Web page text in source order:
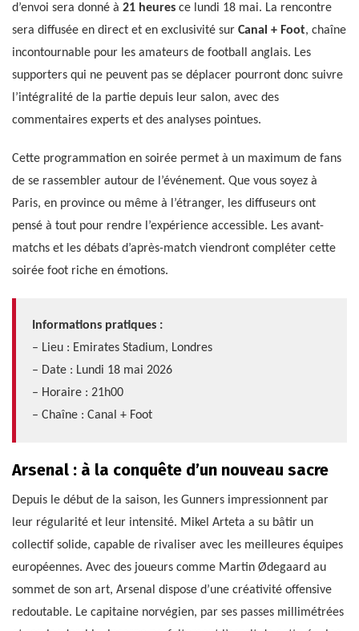
d’envoi sera donné à 21 heures ce lundi 18 mai. La rencontre
sera diffusée en direct et en exclusivité sur Canal + Foot, chaîne
incontournable pour les amateurs de football anglais. Les
supporters qui ne peuvent pas se déplacer pourront donc suivre
l’intégralité de la partie depuis leur salon, avec des
commentaires experts et des analyses pointues.
Cette programmation en soirée permet à un maximum de fans
de se rassembler autour de l’événement. Que vous soyez à
Paris, en province ou même à l’étranger, les diffuseurs ont
pensé à tout pour rendre l’expérience accessible. Les avant-
matchs et les débats d’après-match viendront compléter cette
soirée foot riche en émotions.
Informations pratiques :
– Lieu : Emirates Stadium, Londres
– Date : Lundi 18 mai 2026
– Horaire : 21h00
– Chaîne : Canal + Foot
Arsenal : à la conquête d’un nouveau sacre
Depuis le début de la saison, les Gunners impressionnent par
leur régularité et leur intensité. Mikel Arteta a su bâtir un
collectif solide, capable de rivaliser avec les meilleures équipes
européennes. Avec des joueurs comme Martin Ødegaard au
sommet de son art, Arsenal dispose d’une créativité offensive
redoutable. Le capitaine norvégien, par ses passes millimétrées